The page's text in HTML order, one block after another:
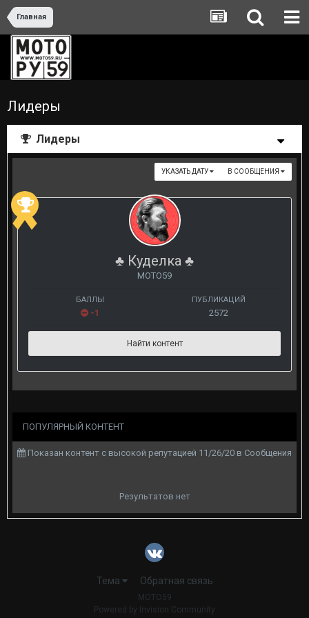
Главная
Лидеры
Лидеры
В СООБЩЕНИЯ
УКАЗАТЬ ДАТУ
♣ Куделка ♣
МОТО59
БАЛЛЫ
-1
ПУБЛИКАЦИЙ
2572
Найти контент
ПОПУЛЯРНЫЙ КОНТЕНТ
Показан контент с высокой репутацией 11/26/20 в Сообщения
Результатов нет
Тема Обратная связь
MOTO59
Powered by Invision Community